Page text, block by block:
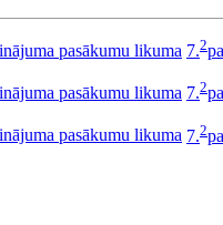
pasākumu likuma 7.2
pasākumu likuma 7.2
pasākumu likuma 7.2